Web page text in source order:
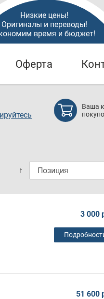
Низкие цены!
Оригиналы и переводы!
время и бюджет!
Оферта
Ваша
↑
3 000
51 600